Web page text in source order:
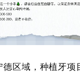
德区域，种植牙项